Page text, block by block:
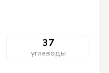
37
углеводы